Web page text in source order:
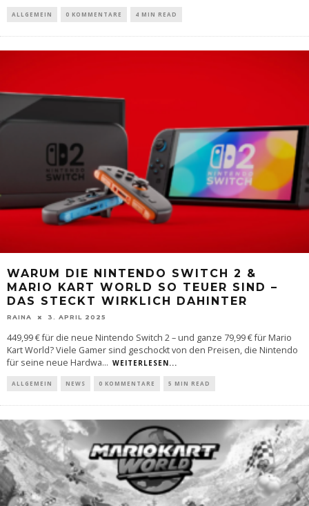
ALLGEMEIN 0 KOMMENTARE 4 MIN READ
WARUM DIE NINTENDO SWITCH 2 &
MARIO KART WORLD SO TEUER SIND –
DAS STECKT WIRKLICH DAHINTER
RAINA 3. APRIL 2025
449,99 € für die neue Nintendo Switch 2 – und ganze 79,99 € für Mario
Kart World? Viele Gamer sind geschockt von den Preisen, die Nintendo
für seine neue Hardwa... WEITERLESEN...
ALLGEMEIN NEWS 0 KOMMENTARE 5 MIN READ